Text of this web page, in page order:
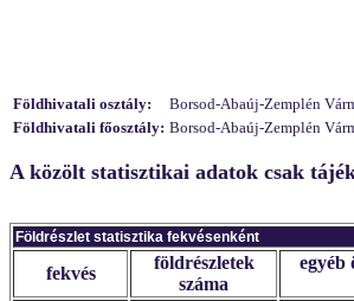
Földhivatali osztály:
Borsod-Abaúj-Zemplén
Földhivatali főosztály: Borsod-Abaúj-Zemplén
A közölt statisztikai adatok csak
Földrészlet statisztika fekvésenként
fekvés
földrészletek
száma
egyéb